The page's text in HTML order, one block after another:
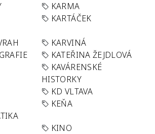
KARMA
KARTÁČEK
KARVINÁ
KATEŘINA ŽEJDLOVÁ
KAVÁRENSKÉ
HISTORKY
KD VLTAVA
KEŇA
KINO